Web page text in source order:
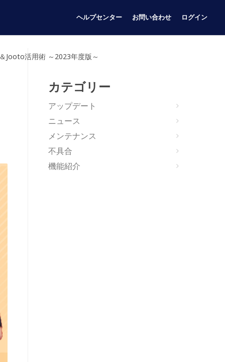
ヘルプセンター お問い合わせ ログイン
Jooto活用術 ～2023年度版～
カテゴリー
アップデート
ニュース
メンテナンス
不具合
機能紹介